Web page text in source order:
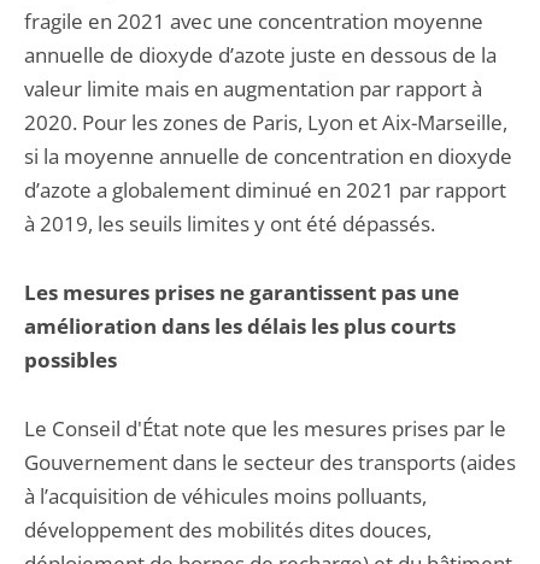
fragile en 2021 avec une concentration moyenne
annuelle de dioxyde d’azote juste en dessous de la
valeur limite mais en augmentation par rapport à
2020. Pour les zones de Paris, Lyon et Aix-Marseille,
si la moyenne annuelle de concentration en dioxyde
d’azote a globalement diminué en 2021 par rapport
à 2019, les seuils limites y ont été dépassés.
Les mesures prises ne garantissent pas une
amélioration dans les délais les plus courts
possibles
Le Conseil d'État note que les mesures prises par le
Gouvernement dans le secteur des transports (aides
à l’acquisition de véhicules moins polluants,
développement des mobilités dites douces,